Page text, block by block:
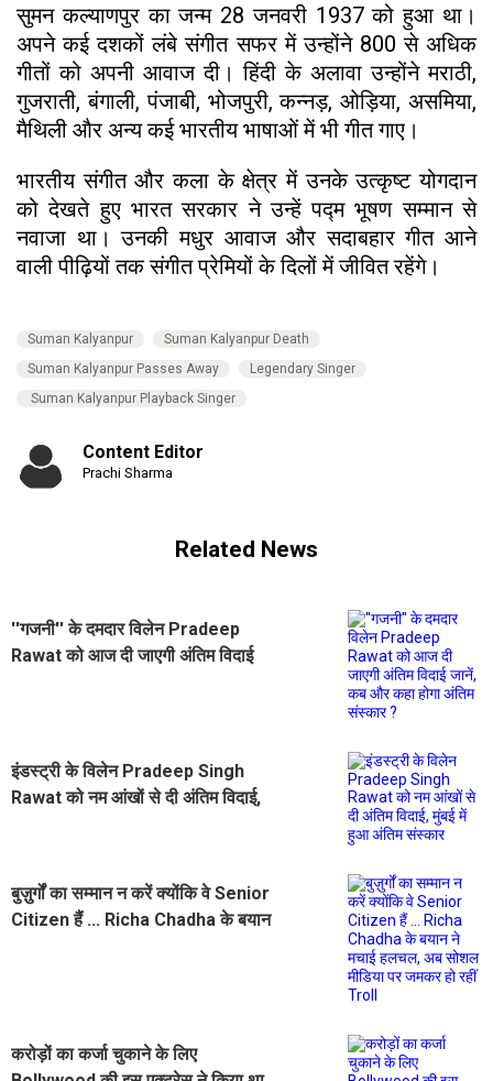
सुमन कल्याणपुर का जन्म 28 जनवरी 1937 को हुआ था।
अपने कई दशकों लंबे संगीत सफर में उन्होंने 800 से अधिक
गीतों को अपनी आवाज दी। हिंदी के अलावा उन्होंने मराठी,
गुजराती, बंगाली, पंजाबी, भोजपुरी, कन्नड़, ओड़िया, असमिया,
मैथिली और अन्य कई भारतीय भाषाओं में भी गीत गाए।
भारतीय संगीत और कला के क्षेत्र में उनके उत्कृष्ट योगदान
को देखते हुए भारत सरकार ने उन्हें पद्म भूषण सम्मान से
नवाजा था। उनकी मधुर आवाज और सदाबहार गीत आने
वाली पीढ़ियों तक संगीत प्रेमियों के दिलों में जीवित रहेंगे।
Suman Kalyanpur
Suman Kalyanpur Death
Suman Kalyanpur Passes Away
Legendary Singer
Suman Kalyanpur Playback Singer
Content Editor
Prachi Sharma
Related News
''गजनी'' के दमदार विलेन Pradeep
Rawat को आज दी जाएगी अंतिम विदाई
इंडस्ट्री के विलेन Pradeep Singh
Rawat को नम आंखों से दी अंतिम विदाई,
बुज़ुर्गों का सम्मान न करें क्योंकि वे Senior
Citizen हैं ... Richa Chadha के बयान
करोड़ों का कर्जा चुकाने के लिए